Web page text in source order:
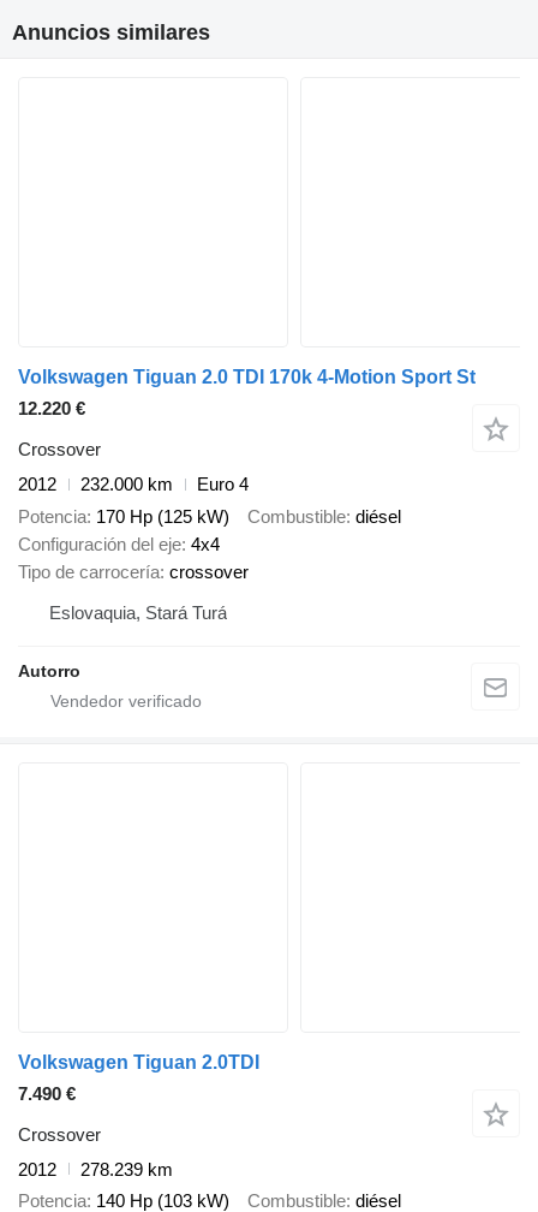
Anuncios similares
Volkswagen Tiguan 2.0 TDI 170k 4-Motion Sport St
12.220 €
Crossover
2012
232.000 km
Euro 4
Potencia 170 Hp (125 kW) Combustible diésel
Configuración del eje 4x4
Tipo de carrocería crossover
Eslovaquia, Stará Turá
Autorro
Volkswagen Tiguan 2.0TDI
7.490 €
Crossover
2012
278.239 km
Potencia 140 Hp (103 kW) Combustible diésel